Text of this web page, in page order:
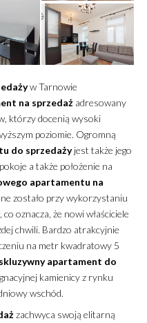
w Tarnowie
na sprzedażadresowany
którzy docenią wysoki
poziomie. Ogromną
do sprzedażyjest także jego
a także położenie na
apartamentu na
zostało przy wykorzystaniu
oznacza, że nowi właściciele
chwili. Bardzo atrakcyjnie
na metr kwadratowy 5
apartament do
kamienicy z rynku
wschód.
zachwyca swoją elitarną